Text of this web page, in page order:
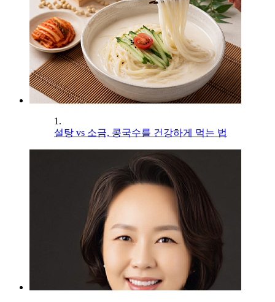
1.
설탕 vs 소금, 콩국수를 건강하게 먹는 법